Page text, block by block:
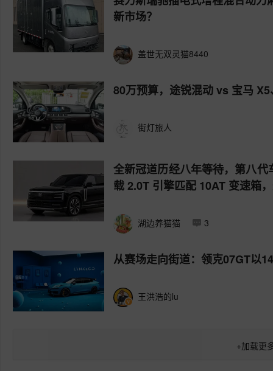
新市场？
盖世无双灵猫8440
80万预算，途锐混动 vs 宝马
街灯旅人
全新冠道历经八年等待，第八
载 2.0T 引擎匹配 10AT 变速箱
湖边养猫猫 3
从赛场走向街道：领克07GT以
王洪浩的lu
+加载更